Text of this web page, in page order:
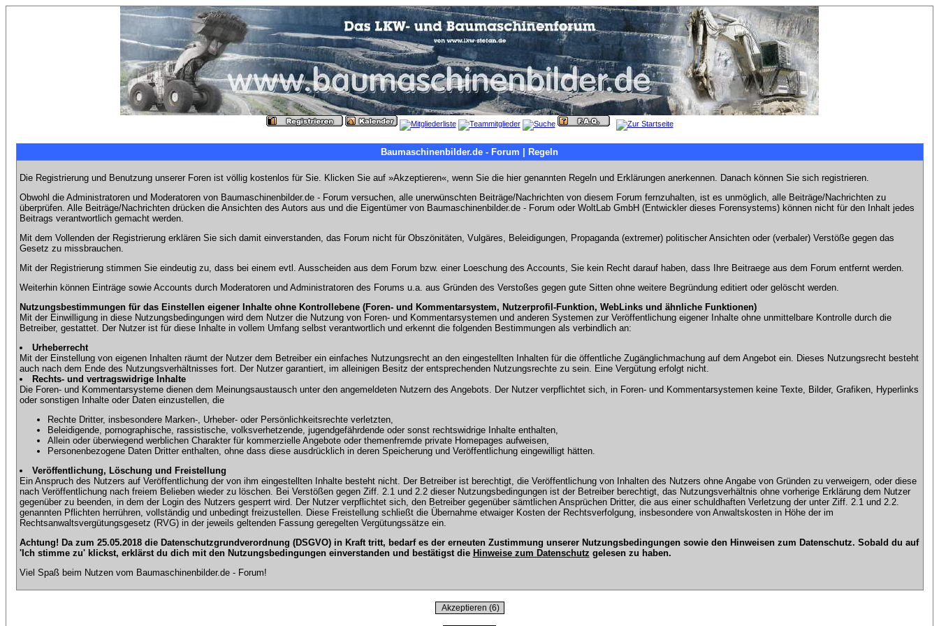
Baumaschinenbilder.de - Forum | Regeln
Die Registrierung und Benutzung unserer Foren ist völlig kostenlos für Sie. Klicken Sie auf »Akzeptieren«, wenn Sie die hier genannten Regeln und Erklärungen anerkennen. Danach können Sie sich registrieren.
Obwohl die Administratoren und Moderatoren von Baumaschinenbilder.de - Forum versuchen, alle unerwünschten Beiträge/Nachrichten von diesem Forum fernzuhalten, ist es unmöglich, alle Beiträge/Nachrichten zu
überprüfen. Alle Beiträge/Nachrichten drücken die Ansichten des Autors aus und die Eigentümer von Baumaschinenbilder.de - Forum oder WoltLab GmbH (Entwickler dieses Forensystems) können nicht für den Inhalt jedes
Beitrags verantwortlich gemacht werden.
Mit dem Vollenden der Registrierung erklären Sie sich damit einverstanden, das Forum nicht für Obszönitäten, Vulgäres, Beleidigungen, Propaganda (extremer) politischer Ansichten oder (verbaler) Verstöße gegen das
Gesetz zu missbrauchen.
Mit der Registrierung stimmen Sie eindeutig zu, dass bei einem evtl. Ausscheiden aus dem Forum bzw. einer Loeschung des Accounts, Sie kein Recht darauf haben, dass Ihre Beitraege aus dem Forum entfernt werden.
Weiterhin können Einträge sowie Accounts durch Moderatoren und Administratoren des Forums u.a. aus Gründen des Verstoßes gegen gute Sitten ohne weitere Begründung editiert oder gelöscht werden.
Nutzungsbestimmungen für das Einstellen eigener Inhalte ohne Kontrollebene (Foren- und Kommentarsystem, Nutzerprofil-Funktion, WebLinks und ähnliche Funktionen)
Mit der Einwilligung in diese Nutzungsbedingungen wird dem Nutzer die Nutzung von Foren- und Kommentarsystemen und anderen Systemen zur Veröffentlichung eigener Inhalte ohne unmittelbare Kontrolle durch die
Betreiber, gestattet. Der Nutzer ist für diese Inhalte in vollem Umfang selbst verantwortlich und erkennt die folgenden Bestimmungen als verbindlich an:
Urheberrecht
Mit der Einstellung von eigenen Inhalten räumt der Nutzer dem Betreiber ein einfaches Nutzungsrecht an den eingestellten Inhalten für die öffentliche Zugänglichmachung auf dem Angebot ein. Dieses Nutzungsrecht besteht
auch nach dem Ende des Nutzungsverhältnisses fort. Der Nutzer garantiert, im alleinigen Besitz der entsprechenden Nutzungsrechte zu sein. Eine Vergütung erfolgt nicht.
Rechts- und vertragswidrige Inhalte
Die Foren- und Kommentarsysteme dienen dem Meinungsaustausch unter den angemeldeten Nutzern des Angebots. Der Nutzer verpflichtet sich, in Foren- und Kommentarsystemen keine Texte, Bilder, Grafiken, Hyperlinks
oder sonstigen Inhalte oder Daten einzustellen, die
Rechte Dritter, insbesondere Marken-, Urheber- oder Persönlichkeitsrechte verletzten,
Beleidigende, pornographische, rassistische, volksverhetzende, jugendgefährdende oder sonst rechtswidrige Inhalte enthalten,
Allein oder überwiegend werblichen Charakter für kommerzielle Angebote oder themenfremde private Homepages aufweisen,
Personenbezogene Daten Dritter enthalten, ohne dass diese ausdrücklich in deren Speicherung und Veröffentlichung eingewilligt hätten.
Veröffentlichung, Löschung und Freistellung
Ein Anspruch des Nutzers auf Veröffentlichung der von ihm eingestellten Inhalte besteht nicht. Der Betreiber ist berechtigt, die Veröffentlichung von Inhalten des Nutzers ohne Angabe von Gründen zu verweigern, oder diese
nach Veröffentlichung nach freiem Belieben wieder zu löschen. Bei Verstößen gegen Ziff. 2.1 und 2.2 dieser Nutzungsbedingungen ist der Betreiber berechtigt, das Nutzungsverhältnis ohne vorherige Erklärung dem Nutzer
gegenüber zu beenden, in dem der Login des Nutzers gesperrt wird. Der Nutzer verpflichtet sich, den Betreiber gegenüber sämtlichen Ansprüchen Dritter, die aus einer schuldhaften Verletzung der unter Ziff. 2.1 und 2.2.
genannten Pflichten herrühren, vollständig und unbedingt freizustellen. Diese Freistellung schließt die Übernahme etwaiger Kosten der Rechtsverfolgung, insbesondere von Anwaltskosten in Höhe der im
Rechtsanwaltsvergütungsgesetz (RVG) in der jeweils geltenden Fassung geregelten Vergütungssätze ein.
Achtung! Da zum 25.05.2018 die Datenschutzgrundverordnung (DSGVO) in Kraft tritt, bedarf es der erneuten Zustimmung unserer Nutzungsbedingungen sowie den Hinweisen zum Datenschutz. Sobald du auf
'Ich stimme zu' klickst, erklärst du dich mit den Nutzungsbedingungen einverstanden und bestätigst die Hinweise zum Datenschutz gelesen zu haben.
Viel Spaß beim Nutzen vom Baumaschinenbilder.de - Forum!